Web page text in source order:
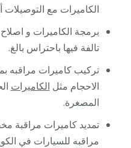
الكاميرات مع التوصيلات
برمجة الكاميرات و
تالفة فيها باحتراس بالغ.
تركيب كاميرات مراقبه
الاحجام مثل الكاميرات
المصغرة.
تمديد كاميرات مراقبة
مراقبه للسيارات في